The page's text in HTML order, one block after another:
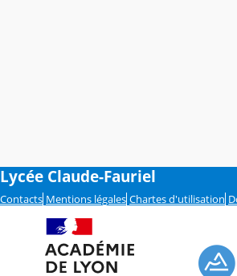
Lycée Claude-Fauriel
Contacts Mentions légales Chartes d'utilisation